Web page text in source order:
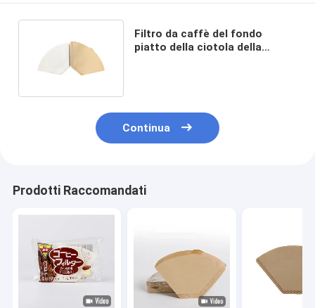
Filtro da caffè del fondo
piatto della ciotola della
Continua
Prodotti Raccomandati